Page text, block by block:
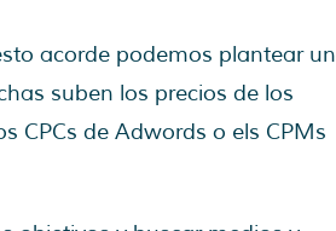
acorde podemos plantear un
suben los precios de los
CPCs de Adwords o els CPMs